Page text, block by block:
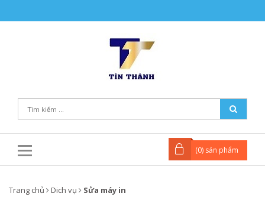
(0) sản phẩm
Trang chủ Dich vụ Sửa máy in